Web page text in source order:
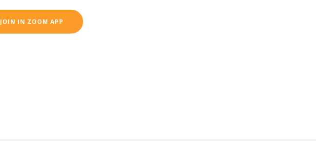
JOIN IN ZOOM APP